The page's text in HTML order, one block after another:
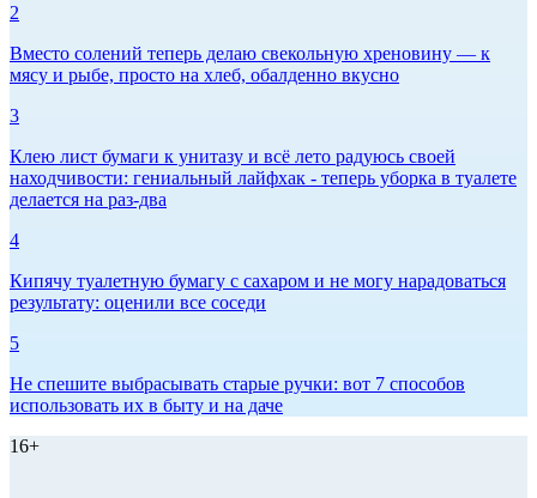
2
Вместо солений теперь делаю свекольную хреновину — к
мясу и рыбе, просто на хлеб, обалденно вкусно
3
Клею лист бумаги к унитазу и всё лето радуюсь своей
находчивости: гениальный лайфхак - теперь уборка в туалете
делается на раз-два
4
Кипячу туалетную бумагу с сахаром и не могу нарадоваться
результату: оценили все соседи
5
Не спешите выбрасывать старые ручки: вот 7 способов
использовать их в быту и на даче
16+